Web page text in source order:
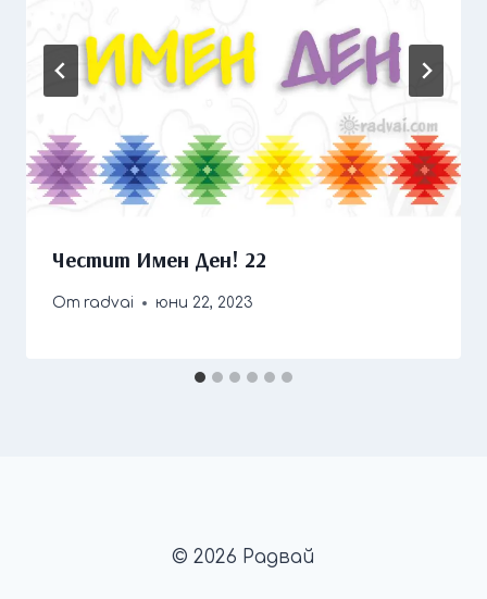
Честит Имен Ден! 22
От radvai юни 22, 2023
© 2026 Радвай